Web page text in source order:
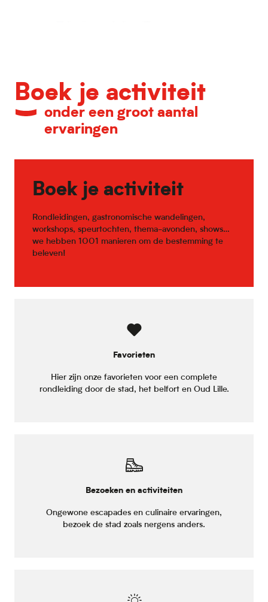
Boek je activiteit
onder een groot aantal
ervaringen
Boek je activiteit
Rondleidingen, gastronomische wandelingen,
workshops, speurtochten, thema-avonden, shows…
we hebben 1001 manieren om de bestemming te
beleven!
Favorieten
Hier zijn onze favorieten voor een complete
rondleiding door de stad, het belfort en Oud Lille.
Bezoeken en activiteiten
Ongewone escapades en culinaire ervaringen,
bezoek de stad zoals nergens anders.